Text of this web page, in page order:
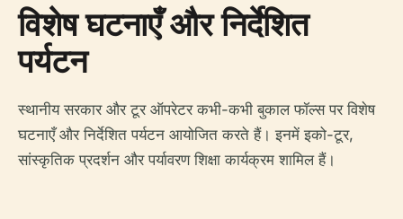
विशेष घटनाएँ और निर्देशित
पर्यटन
स्थानीय सरकार और टूर ऑपरेटर कभी-कभी बुकाल फॉल्स पर विशेष
घटनाएँ और निर्देशित पर्यटन आयोजित करते हैं। इनमें इको-टूर,
सांस्कृतिक प्रदर्शन और पर्यावरण शिक्षा कार्यक्रम शामिल हैं।